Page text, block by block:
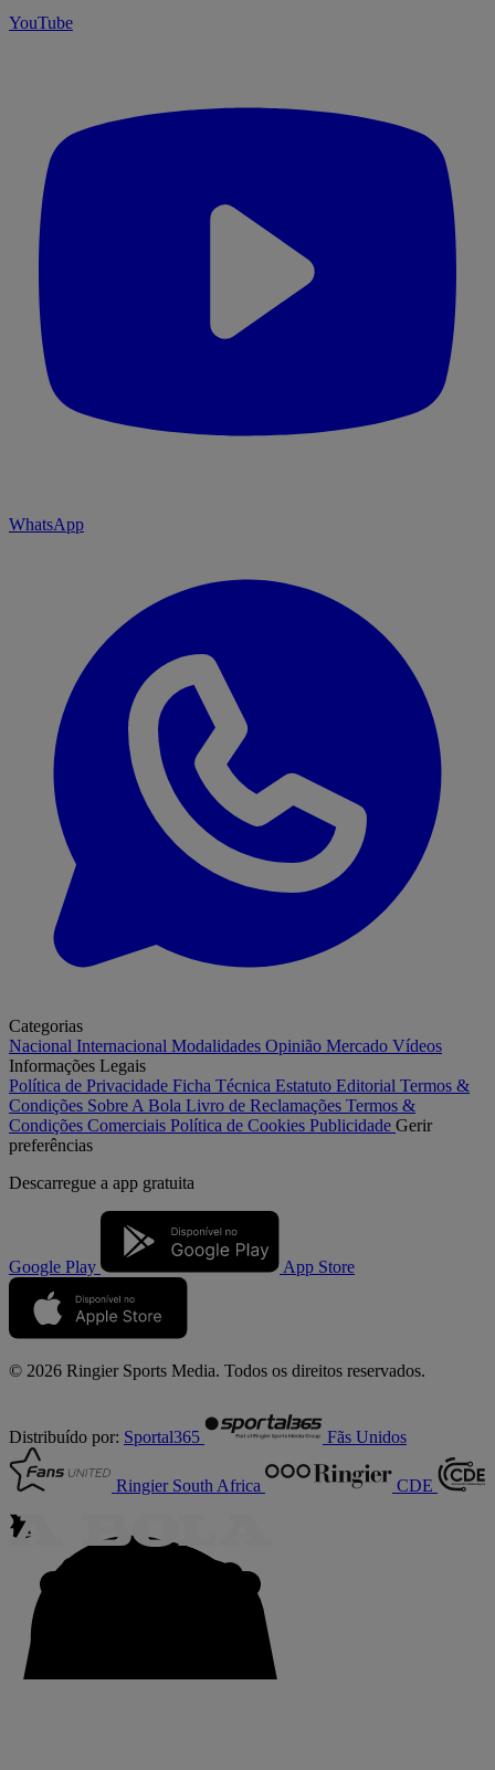
YouTube
WhatsApp
Categorias
Nacional Internacional Modalidades Opinião Mercado Vídeos
Informações Legais
Política de Privacidade Ficha Técnica Estatuto Editorial Termos &
Condições Sobre A Bola Livro de Reclamações Termos &
Condições Comerciais Política de Cookies Publicidade Gerir
preferências
Descarregue a app gratuita
Google Play App Store
© 2026 Ringier Sports Media. Todos os direitos reservados.
Distribuído por: Sportal365 Fãs Unidos
Ringier South Africa CDE